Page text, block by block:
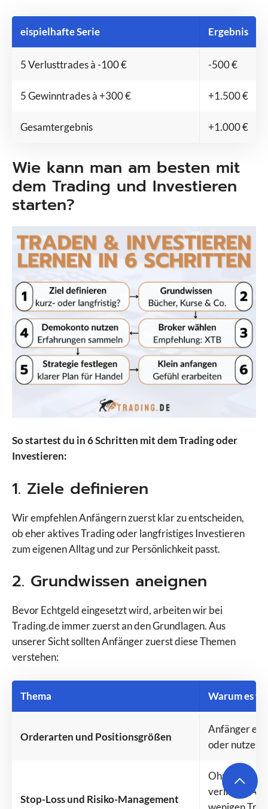
eispielhafte Serie Ergebnis
5 Verlusttrades à -100 € -500 €
5 Gewinntrades à +300 € +1.500 €
Gesamtergebnis +1.000 €
Wie kann man am besten mit
dem Trading und Investieren
starten?
So startest du in 6 Schritten mit dem Trading oder
Investieren:
1. Ziele definieren
Wir empfehlen Anfängern zuerst klar zu entscheiden,
ob eher aktives Trading oder langfristiges Investieren
zum eigenen Alltag und zur Persönlichkeit passt.
2. Grundwissen aneignen
Bevor Echtgeld eingesetzt wird, arbeiten wir bei
Trading.de immer zuerst an den Grundlagen. Aus
unserer Sicht sollten Anfänger zuerst diese Themen
verstehen:
Thema Warum es
Orderarten und Positionsgrößen
Anfänger
oder nutzen
Stop-Loss und Risiko-Management
Ohne feste
verlieren